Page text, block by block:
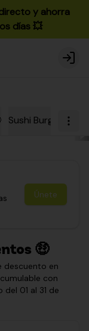
directo y ahorra
días 💥
Login
Sushi Burgers
Únete
🤑
descuento en
con
01 al 31 de